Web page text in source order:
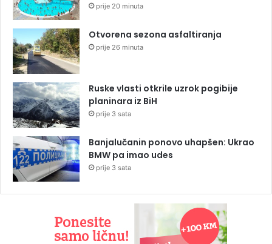
prije 20 minuta
Otvorena sezona asfaltiranja
prije 26 minuta
Ruske vlasti otkrile uzrok pogibije
planinara iz BiH
prije 3 sata
Banjalučanin ponovo uhapšen: Ukrao
BMW pa imao udes
prije 3 sata